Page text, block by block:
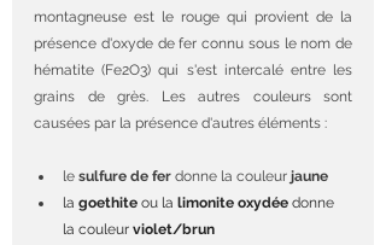
montagneuse est le rouge qui provient de la
présence d'oxyde de fer connu sous le nom de
hématite (Fe2O3) qui s'est intercalé entre les
grains de grès. Les autres couleurs sont
causées par la présence d'autres éléments :
le sulfure de fer donne la couleur jaune
la goethite ou la limonite oxydée donne
la couleur violet/brun